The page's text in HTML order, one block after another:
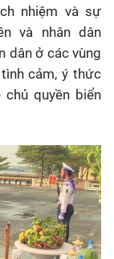
nhiệm và sự
và nhân dân
dân ở các vùng
cảm, ý thức
quyền biển